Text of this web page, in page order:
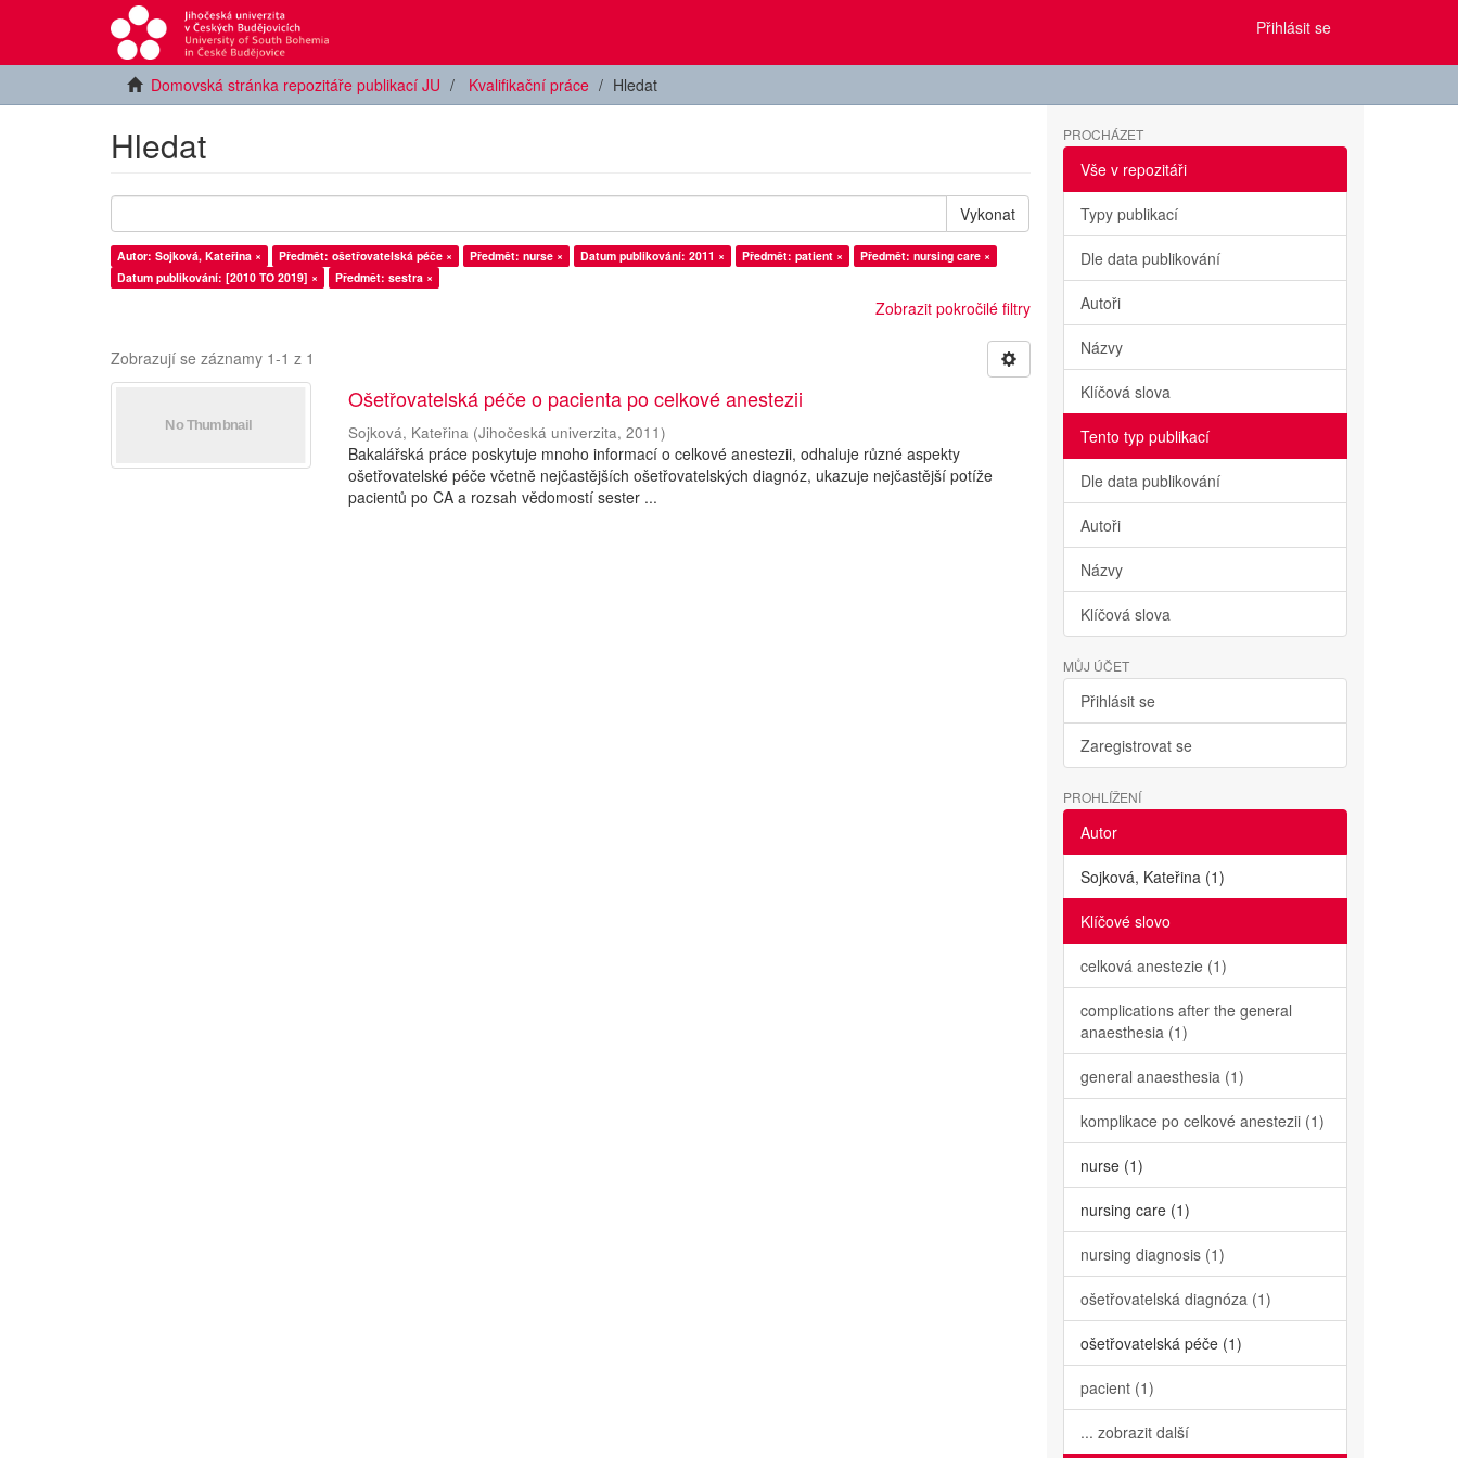
Přihlásit se
Domovská stránka repozitáře publikací JU Kvalifikační práce Hledat
Hledat
Vykonat
Autor: Sojková, Kateřina × Předmět: ošetřovatelská péče × Předmět: nurse × Datum publikování: 2011 × Předmět: patient ×
Předmět: nursing care ×
Datum publikování: [2010 TO 2019] ×
Předmět: sestra ×
Zobrazit pokročilé filtry
Zobrazují se záznamy 1-1 z 1
Ošetřovatelská péče o pacienta po celkové anestezii
Sojková, Kateřina (Jihočeská univerzita,2011)
Bakalářská práce poskytuje mnoho informací o celkové anestezii, odhaluje různé aspekty
ošetřovatelské péče včetně nejčastějších ošetřovatelských diagnóz, ukazuje nejčastější potíže
pacientů po CA a rozsah vědomostí sester ...
PROCHÁZET
Vše v repozitáři
Typy publikací
Dle data publikování
Autoři
Názvy
Klíčová slova
Tento typ publikací
Dle data publikování
Autoři
Názvy
Klíčová slova
MŮJ ÚČET
Přihlásit se
Zaregistrovat se
PROHLÍŽENÍ
Autor
Sojková, Kateřina (1)
Klíčové slovo
celková anestezie (1)
complications after the general
anaesthesia (1)
general anaesthesia (1)
komplikace po celkové anestezii (1)
nurse (1)
nursing care (1)
nursing diagnosis (1)
ošetřovatelská diagnóza (1)
ošetřovatelská péče (1)
pacient (1)
... zobrazit další